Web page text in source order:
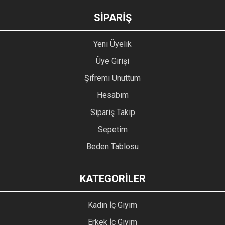
GÖNDER
SİPARİŞ
Yeni Üyelik
Üye Girişi
Şifremi Unuttum
Hesabım
Sipariş Takip
Sepetim
Beden Tablosu
KATEGORİLER
Kadın İç Giyim
Erkek İç Giyim